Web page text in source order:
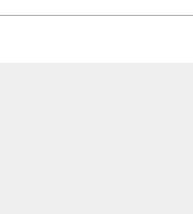
INFOBARのデザイナーである深